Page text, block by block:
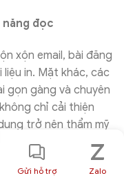
năng đọc
xộn email, bài đăng
in. Mặt khác, các
gọn gàng và chuyên
chỉ cải thiện
trở nên thẩm mỹ
tác.
đại kỹ thuật số
Gửi hỗ trợ Zalo